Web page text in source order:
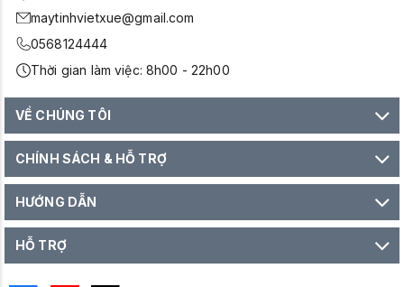
maytinhvietxue@gmail.com
0568124444
Thời gian làm việc: 8h00 - 22h00
VỀ CHÚNG TÔI
CHÍNH SÁCH & HỖ TRỢ
HƯỚNG DẪN
HỖ TRỢ